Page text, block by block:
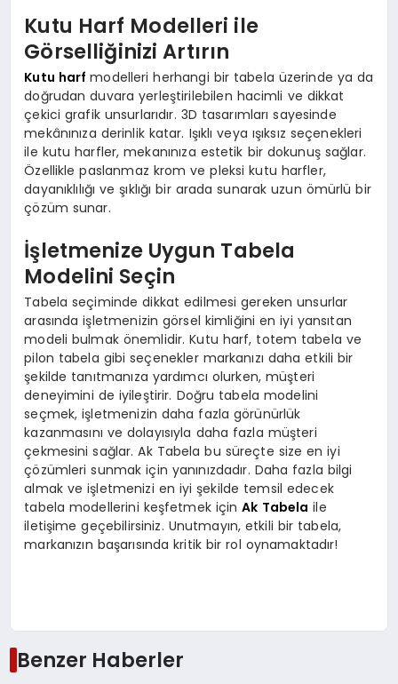
Kutu Harf Modelleri ile
Görselliğinizi Artırın
Kutu harf modelleri herhangi bir tabela üzerinde ya da
doğrudan duvara yerleştirilebilen hacimli ve dikkat
çekici grafik unsurlarıdır. 3D tasarımları sayesinde
mekânınıza derinlik katar. Işıklı veya ışıksız seçenekleri
ile kutu harfler, mekanınıza estetik bir dokunuş sağlar.
Özellikle paslanmaz krom ve pleksi kutu harfler,
dayanıklılığı ve şıklığı bir arada sunarak uzun ömürlü bir
çözüm sunar.
İşletmenize Uygun Tabela
Modelini Seçin
Tabela seçiminde dikkat edilmesi gereken unsurlar
arasında işletmenizin görsel kimliğini en iyi yansıtan
modeli bulmak önemlidir. Kutu harf, totem tabela ve
pilon tabela gibi seçenekler markanızı daha etkili bir
şekilde tanıtmanıza yardımcı olurken, müşteri
deneyimini de iyileştirir. Doğru tabela modelini
seçmek, işletmenizin daha fazla görünürlük
kazanmasını ve dolayısıyla daha fazla müşteri
çekmesini sağlar. Ak Tabela bu süreçte size en iyi
çözümleri sunmak için yanınızdadır. Daha fazla bilgi
almak ve işletmenizi en iyi şekilde temsil edecek
tabela modellerini keşfetmek içinAk Tabela ile
iletişime geçebilirsiniz. Unutmayın, etkili bir tabela,
markanızın başarısında kritik bir rol oynamaktadır!
Benzer Haberler